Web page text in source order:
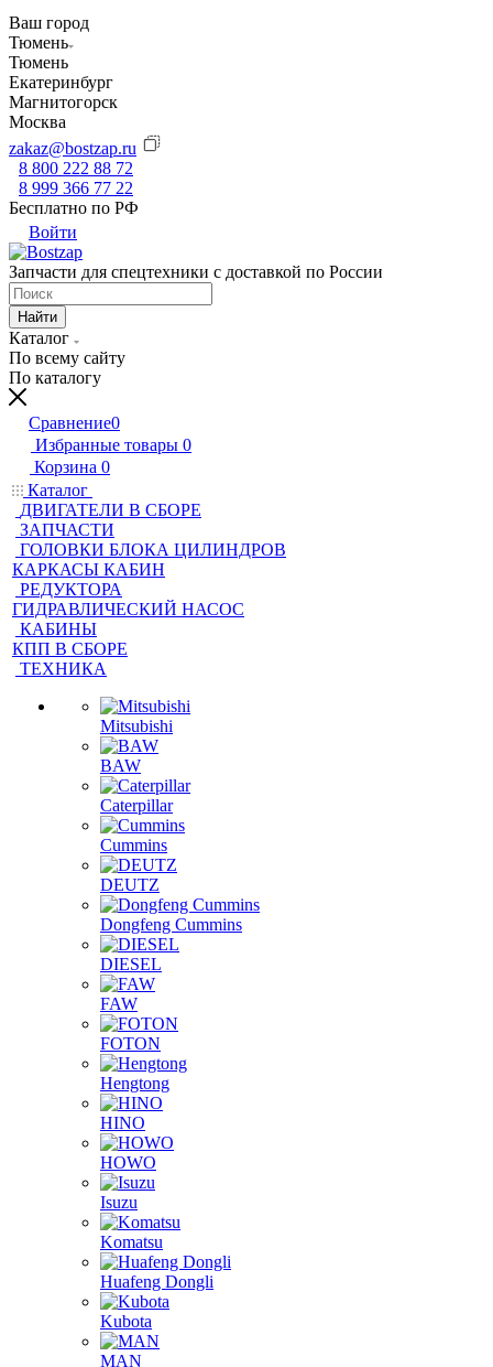
Ваш город
Тюмень
Тюмень
Екатеринбург
Магнитогорск
Москва
zakaz@bostzap.ru
8 800 222 88 72
8 999 366 77 22
Бесплатно по РФ
Войти
Запчасти для спецтехники с доставкой по России
Найти
Каталог
По всему сайту
По каталогу
Сравнение0
Избранные товары 0
Корзина 0
Каталог
ДВИГАТЕЛИ В СБОРЕ
ЗАПЧАСТИ
ГОЛОВКИ БЛОКА ЦИЛИНДРОВ
КАРКАСЫ КАБИН
РЕДУКТОРА
ГИДРАВЛИЧЕСКИЙ НАСОС
КАБИНЫ
КПП В СБОРЕ
ТЕХНИКА
Mitsubishi
BAW
Caterpillar
Cummins
DEUTZ
Dongfeng Cummins
DIESEL
FAW
FOTON
Hengtong
HINO
HOWO
Isuzu
Komatsu
Huafeng Dongli
Kubota
MAN